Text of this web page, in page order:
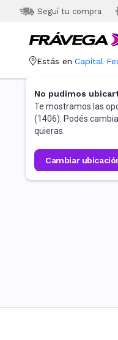
Seguí tu compra
Estás en Capital
No pudimos
Te mostramos las
(1406). Podés
quieras.
cambiar